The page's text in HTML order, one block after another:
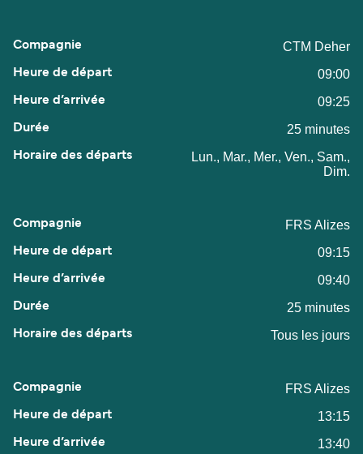
CTM Deher
09:00
09:25
25 minutes
Lun., Mar., Mer., Ven., Sam.,
Dim.
FRS Alizes
09:15
09:40
25 minutes
Tous les jours
FRS Alizes
13:15
13:40